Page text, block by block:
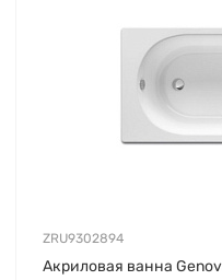
ZRU9302894
Акриловая ванна